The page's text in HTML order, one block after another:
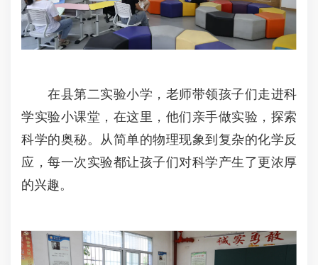
在县第二实验小学，老师带领孩子们走进科
学实验小课堂，在这里，他们亲手做实验，探索
科学的奥秘。从简单的物理现象到复杂的化学反
应，每一次实验都让孩子们对科学产生了更浓厚
的兴趣。